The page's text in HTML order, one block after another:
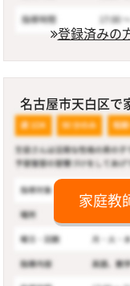
登録済みの
名古屋市天白区で
家庭教